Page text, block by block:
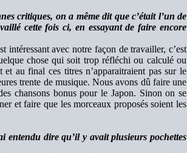
critiques, on a même dit que c’était l’un de
cette fois ci, en essayant de faire encore
avec notre façon de travailler, c’est
chose qui soit trop réfléchi ou calculé ou
au final ces titres n’apparaitraient pas sur le
trente de musique. Nous avons dû faire une
chansons bonus pour le Japon. Sinon on se
et faire que les morceaux proposés soient les
dire qu’il y avait plusieurs pochettes